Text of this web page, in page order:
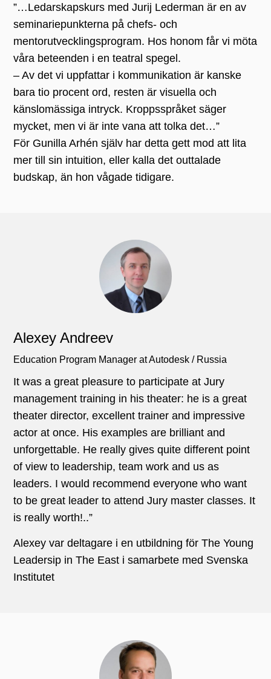
”…Ledarskapskurs med Jurij Lederman är en av
seminariepunkterna på chefs- och
mentorutvecklingsprogram. Hos honom får vi möta
våra beteenden i en teatral spegel.
– Av det vi uppfattar i kommunikation är kanske
bara tio procent ord, resten är visuella och
känslomässiga intryck. Kroppsspråket säger
mycket, men vi är inte vana att tolka det…”
För Gunilla Arhén själv har detta gett mod att lita
mer till sin intuition, eller kalla det outtalade
budskap, än hon vågade tidigare.
Alexey Andreev
Education Program Manager at Autodesk / Russia
It was a great pleasure to participate at Jury
management training in his theater: he is a great
theater director, excellent trainer and impressive
actor at once. His examples are brilliant and
unforgettable. He really gives quite different point
of view to leadership, team work and us as
leaders. I would recommend everyone who want
to be great leader to attend Jury master classes. It
is really worth!..”
Alexey var deltagare i en utbildning för The Young
Leadersip in The East i samarbete med Svenska
Institutet